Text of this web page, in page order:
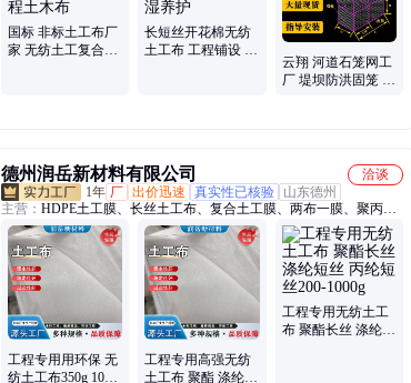
国标 非标土工布厂
家 无纺土工复合膜
长短丝开花棉无纺
土工布 工程铺设 覆
云翔 河道石笼网工
厂 堤坝防洪固笼 热
德州润岳新材料有限公司
洽谈
1年 厂 出价迅速 真实性已核验
山东德州
主营： HDPE土工膜、长丝土工布、复合土工膜、两布一膜、聚丙烯
长丝土工布、聚乙烯防渗膜
工程专用用环保 无
纺土工布350g 100-
工程专用高强无纺
土工布 聚酯 涤纶材
工程专用无纺土工
布 聚酯长丝 涤纶短